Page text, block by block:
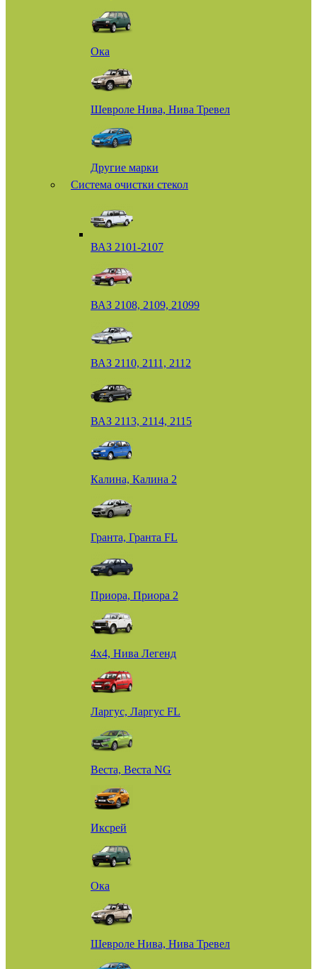
Ока
Шевроле Нива, Нива Тревел
Другие марки
Система очистки стекол
ВАЗ 2101-2107
ВАЗ 2108, 2109, 21099
ВАЗ 2110, 2111, 2112
ВАЗ 2113, 2114, 2115
Калина, Калина 2
Гранта, Гранта FL
Приора, Приора 2
4х4, Нива Легенд
Ларгус, Ларгус FL
Веста, Веста NG
Иксрей
Ока
Шевроле Нива, Нива Тревел